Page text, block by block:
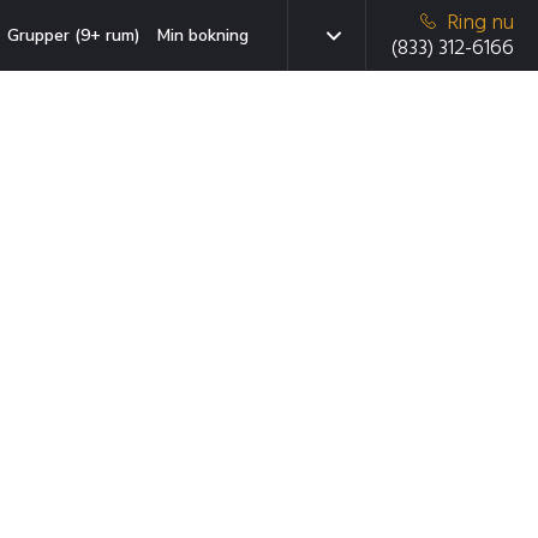
Grupper (9+ rum) Min bokning
Ring nu
(833) 312-6166